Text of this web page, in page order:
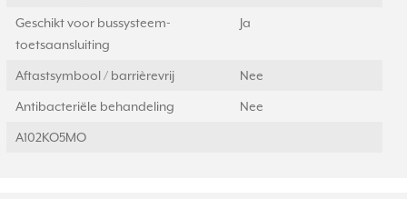
Geschikt voor bussysteem-
toetsaansluiting
Ja
Aftastsymbool / barrièrevrij Nee
Antibacteriële behandeling Nee
A102KO5MO